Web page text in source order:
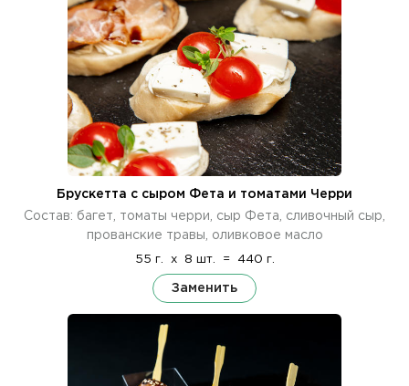
Брускетта с сыром Фета и томатами Черри
Состав: багет, томаты черри, сыр Фета, сливочный сыр,
прованские травы, оливковое масло
55 г. x 8 шт. = 440 г.
Заменить